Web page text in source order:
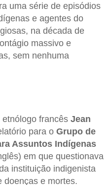
uma série de episódios
e agentes do
na década de
massivo e
sem nenhuma
francês Jean
para o Grupo de
Assuntos Indígenas
em que questionava
instituição indigenista
doenças e mortes.